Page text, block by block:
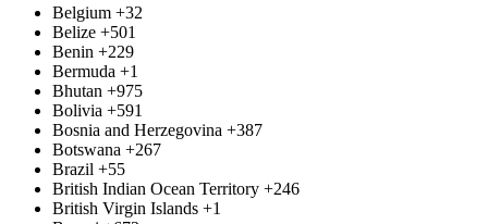
Belgium +32
Belize +501
Benin +229
Bermuda +1
Bhutan +975
Bolivia +591
Bosnia and Herzegovina +387
Botswana +267
Brazil +55
British Indian Ocean Territory +246
British Virgin Islands +1